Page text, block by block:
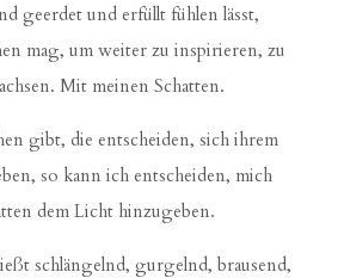
geerdet und erfüllt fühlen lässt,
mag, um weiter zu inspirieren, zu
Mit meinen Schatten.
gibt, die entscheiden, sich ihrem
so kann ich entscheiden, mich
dem Licht hinzugeben.
schlängelnd, gurgelnd, brausend,